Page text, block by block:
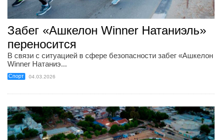
Забег «Ашкелон Winner Натаниэль»
переносится
В связи с ситуацией в сфере безопасности забег «Ашкелон
Winner Натаниэ...
Спорт 04.03.2026